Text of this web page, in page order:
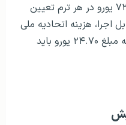
کشورهای غیر اتحادیه اروپا ۷۲۶.۷۲ یورو در هر ترم تعیین
اجرا، هزینه اتحادیه ملی
دانشجویی اتریش (شامل بیمه) به مبلغ ۲۴.۷۰ یورو باید